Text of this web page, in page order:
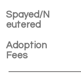
Spayed/N
eutered
Adoption
Fees